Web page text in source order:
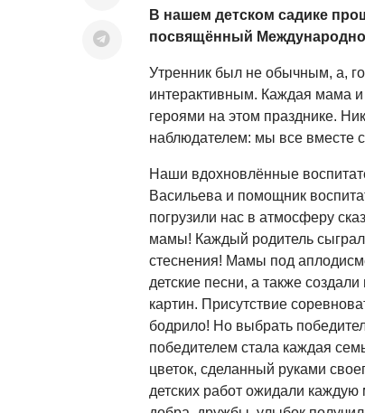
В нашем детском садике
посвящённый
Утренник был не обычным, а,
интерактивным. Каждая мама
героями на этом празднике.
наблюдателем: мы все вместе
Наши вдохновлённые
Васильева и помощник
погрузили нас в атмосферу
мамы! Каждый родитель
стеснения! Мамы под
детские песни, а также
картин. Присутствие
бодрило! Но выбрать
победителем стала каждая
цветок, сделанный руками
детских работ ожидали